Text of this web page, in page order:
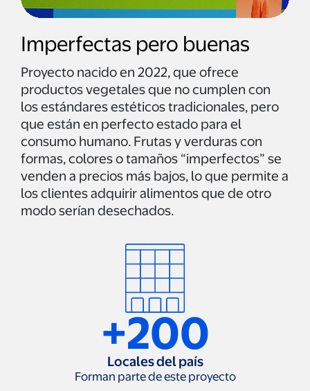
Imperfectas pero buenas
Proyecto nacido en 2022, que ofrece
productos vegetales que no cumplen con
los estándares estéticos tradicionales, pero
que están en perfecto estado para el
consumo humano. Frutas y verduras con
formas, colores o tamaños “imperfectos” se
venden a precios más bajos, lo que permite a
los clientes adquirir alimentos que de otro
modo serían desechados.
+200
Locales del país
Forman parte de este proyecto